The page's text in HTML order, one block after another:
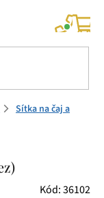
Sítka na čaj a
Kód:36102